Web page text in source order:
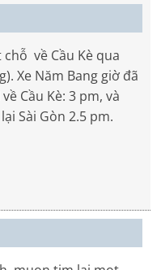
về Cầu Kè qua
Xe Năm Bang giờ đã
Cầu Kè: 3 pm, và
Sài Gòn 2.5 pm.